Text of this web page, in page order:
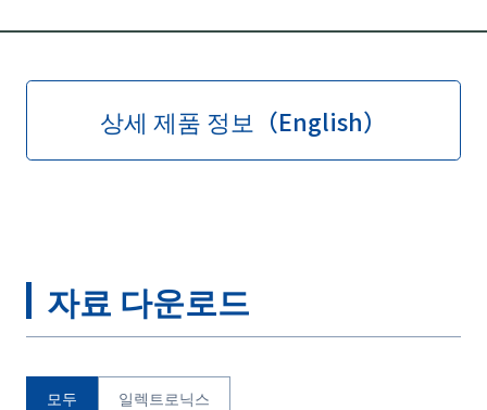
상세 제품 정보（English）
자료 다운로드
모두 일렉트로닉스